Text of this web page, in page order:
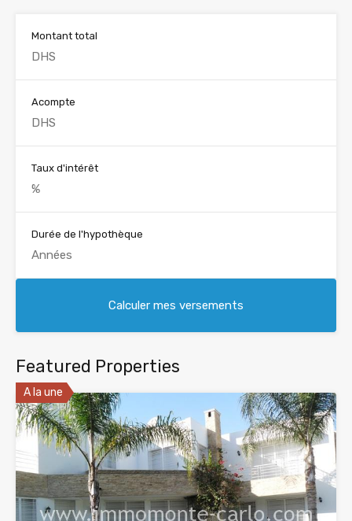
Montant total
Acompte
Taux d'intérêt
Durée de l'hypothèque
Featured Properties
A la une